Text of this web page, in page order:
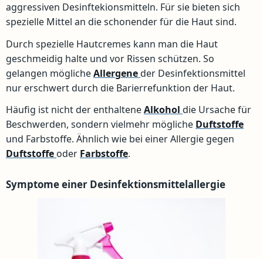
aggressiven Desinftekionsmitteln. Für sie bieten sich
spezielle Mittel an die schonender für die Haut sind.
Durch spezielle Hautcremes kann man die Haut
geschmeidig halte und vor Rissen schützen. So
gelangen möglicheAllergeneder Desinfektionsmittel
nur erschwert durch die Barierrefunktion der Haut.
Häufig ist nicht der enthalteneAlkohol die Ursache für
Beschwerden, sondern vielmehr mögliche Duftstoffe
und Farbstoffe. Ähnlich wie bei einer Allergie gegen
Duftstoffe oder Farbstoffe.
Symptome einer Desinfektionsmittelallergie